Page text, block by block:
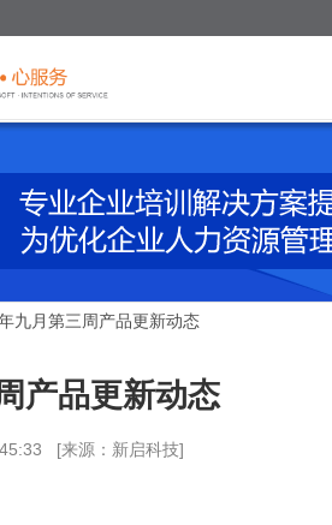
九月第三周产品更新动态
产品更新动态
[来源：新启科技]